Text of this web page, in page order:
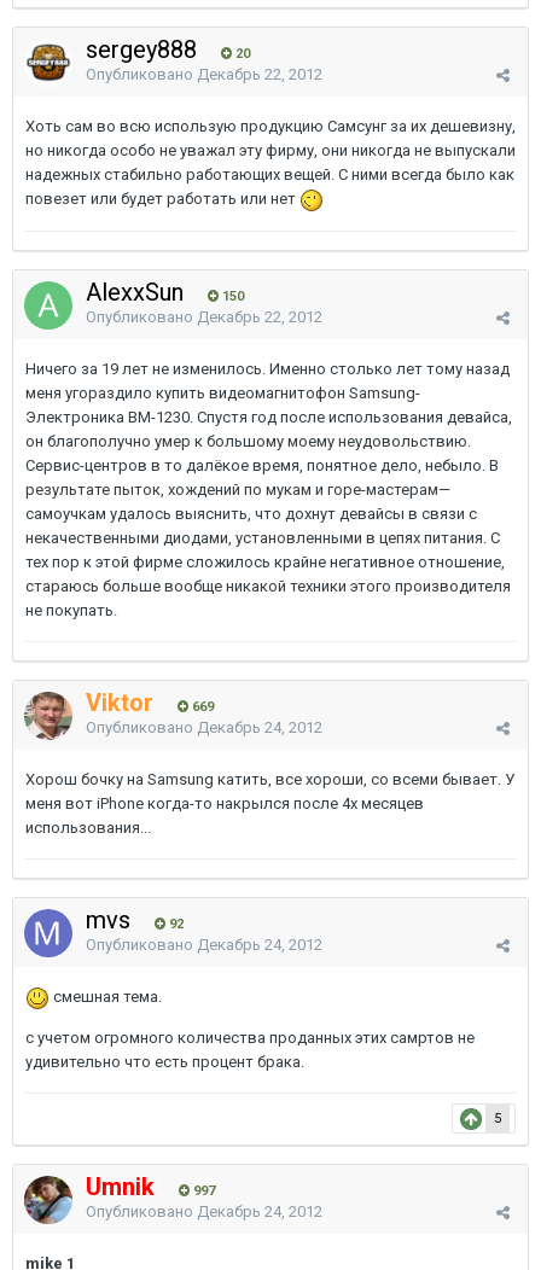
sergey888 20
Опубликовано Декабрь 22, 2012
Хоть сам во всю использую продукцию Самсунг за их дешевизну,
но никогда особо не уважал эту фирму, они никогда не выпускали
надежных стабильно работающих вещей. С ними всегда было как
повезет или будет работать или нет
AlexxSun 150
Опубликовано Декабрь 22, 2012
Ничего за 19 лет не изменилось. Именно столько лет тому назад
меня угораздило купить видеомагнитофон Samsung-
Электроника ВМ-1230. Спустя год после использования девайса,
он благополучно умер к большому моему неудовольствию.
Сервис-центров в то далёкое время, понятное дело, небыло. В
результате пыток, хождений по мукам и горе-мастерам—
самоучкам удалось выяснить, что дохнут девайсы в связи с
некачественными диодами, установленными в цепях питания. С
тех пор к этой фирме сложилось крайне негативное отношение,
стараюсь больше вообще никакой техники этого производителя
не покупать.
Viktor 669
Опубликовано Декабрь 24, 2012
Хорош бочку на Samsung катить, все хороши, со всеми бывает. У
меня вот iPhone когда-то накрылся после 4х месяцев
использования...
mvs 92
Опубликовано Декабрь 24, 2012
смешная тема.
с учетом огромного количества проданных этих самртов не
удивительно что есть процент брака.
5
Umnik 997
Опубликовано Декабрь 24, 2012
mike 1